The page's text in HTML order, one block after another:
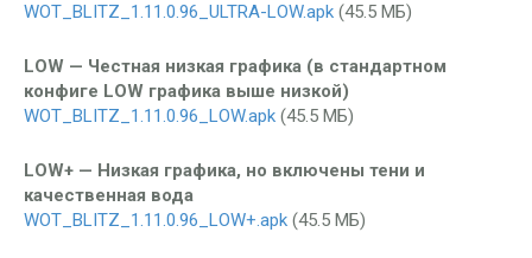
WOT_BLITZ_1.11.0.96_ULTRA-LOW.apk (45.5 МБ)
LOW — Честная низкая графика (в стандартном
конфиге LOW графика выше низкой)
WOT_BLITZ_1.11.0.96_LOW.apk (45.5 МБ)
LOW+ — Низкая графика, но включены тени и
качественная вода
WOT_BLITZ_1.11.0.96_LOW+.apk (45.5 МБ)